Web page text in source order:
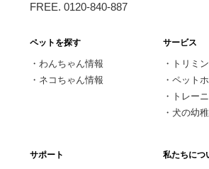
FREE. 0120-840-887
ペットを探す
・わんちゃん情報
・ ネコちゃん情報
サービス
・ トリミ
・ペット
・ トレー
・犬の幼
サポート 私たちにつ